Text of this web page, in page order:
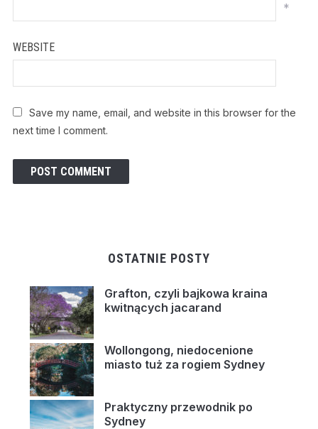
*
WEBSITE
Save my name, email, and website in this browser for the
next time I comment.
OSTATNIE POSTY
Grafton, czyli bajkowa kraina
kwitnących jacarand
Wollongong, niedocenione
miasto tuż za rogiem Sydney
Praktyczny przewodnik po
Sydney